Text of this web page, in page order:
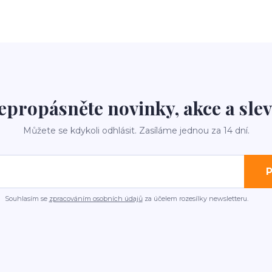
novinky, akce a
Můžete se kdykoli odhlásit. Zasíláme jednou za 14 dní.
Souhlasím se zpracováním osobních údajůza účelem rozesílky newsletteru.